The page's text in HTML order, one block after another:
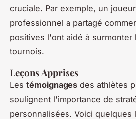
cruciale. Par exemple, un
professionnel a partagé
positives l'ont aidé à surmonter
tournois.
Leçons Apprises
Les témoignages des athlètes
soulignent l'importance de
personnalisées. Voici quelques